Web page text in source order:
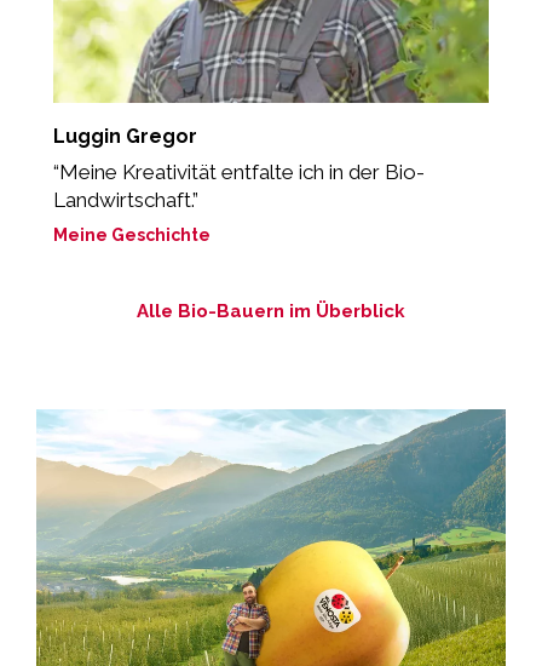
Luggin Gregor
“Meine Kreativität entfalte ich in der Bio-
Landwirtschaft.”
Meine Geschichte
Alle Bio-Bauern im Überblick